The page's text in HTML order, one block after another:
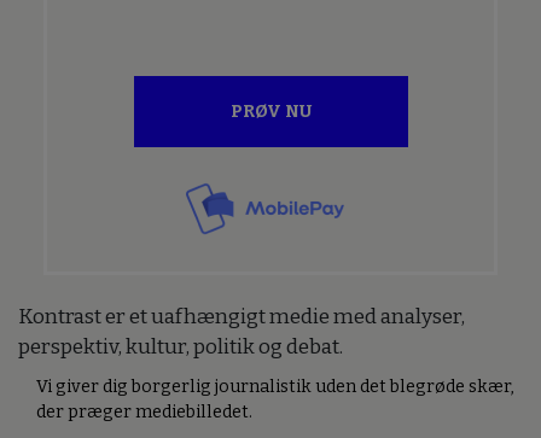
PRØV NU
Kontrast er et uafhængigt medie med analyser,
perspektiv, kultur, politik og debat.
Vi giver dig borgerlig journalistik uden det blegrøde skær,
der præger mediebilledet.